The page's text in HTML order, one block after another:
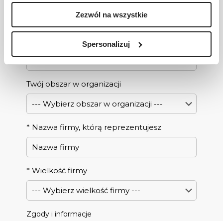
Zezwól na wszystkie
Spersonalizuj
Poziom stanowiska
Twój obszar w organizacji
* Nazwa firmy, którą reprezentujesz
* Wielkość firmy
Zgody i informacje